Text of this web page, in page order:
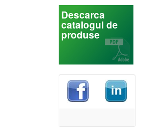
Descarca
catalogul de
produse